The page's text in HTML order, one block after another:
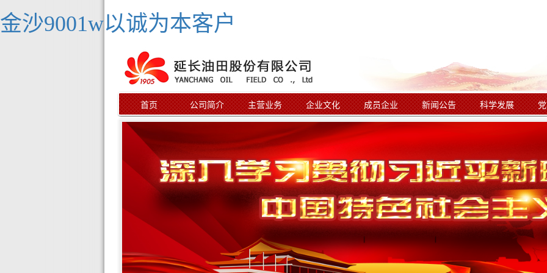
金沙9001w以诚为本客户
首页 公司简介 主营业务 企业文化 成员企业 新闻公告 科学发展